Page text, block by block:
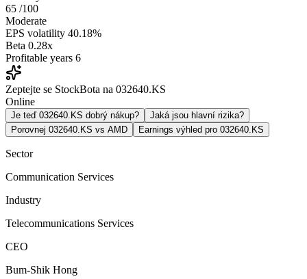
65 /100
Moderate
EPS volatility 40.18%
Beta 0.28x
Profitable years 6
Zeptejte se StockBota na 032640.KS
Online
Je teď 032640.KS dobrý nákup?
Jaká jsou hlavní rizika?
Porovnej 032640.KS vs AMD
Earnings výhled pro 032640.KS
Sector
Communication Services
Industry
Telecommunications Services
CEO
Bum-Shik Hong